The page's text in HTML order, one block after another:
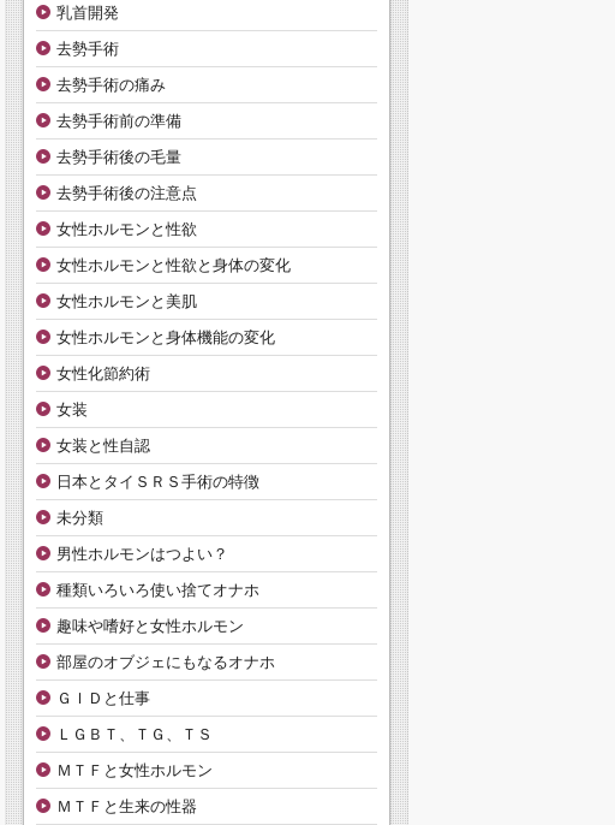
乳首開発
去勢手術
去勢手術の痛み
去勢手術前の準備
去勢手術後の毛量
去勢手術後の注意点
女性ホルモンと性欲
女性ホルモンと性欲と身体の変化
女性ホルモンと美肌
女性ホルモンと身体機能の変化
女性化節約術
女装
女装と性自認
日本とタイＳＲＳ手術の特徴
未分類
男性ホルモンはつよい？
種類いろいろ使い捨てオナホ
趣味や嗜好と女性ホルモン
部屋のオブジェにもなるオナホ
ＧＩＤと仕事
ＬＧＢＴ、ＴＧ、ＴＳ
ＭＴＦと女性ホルモン
ＭＴＦと生来の性器